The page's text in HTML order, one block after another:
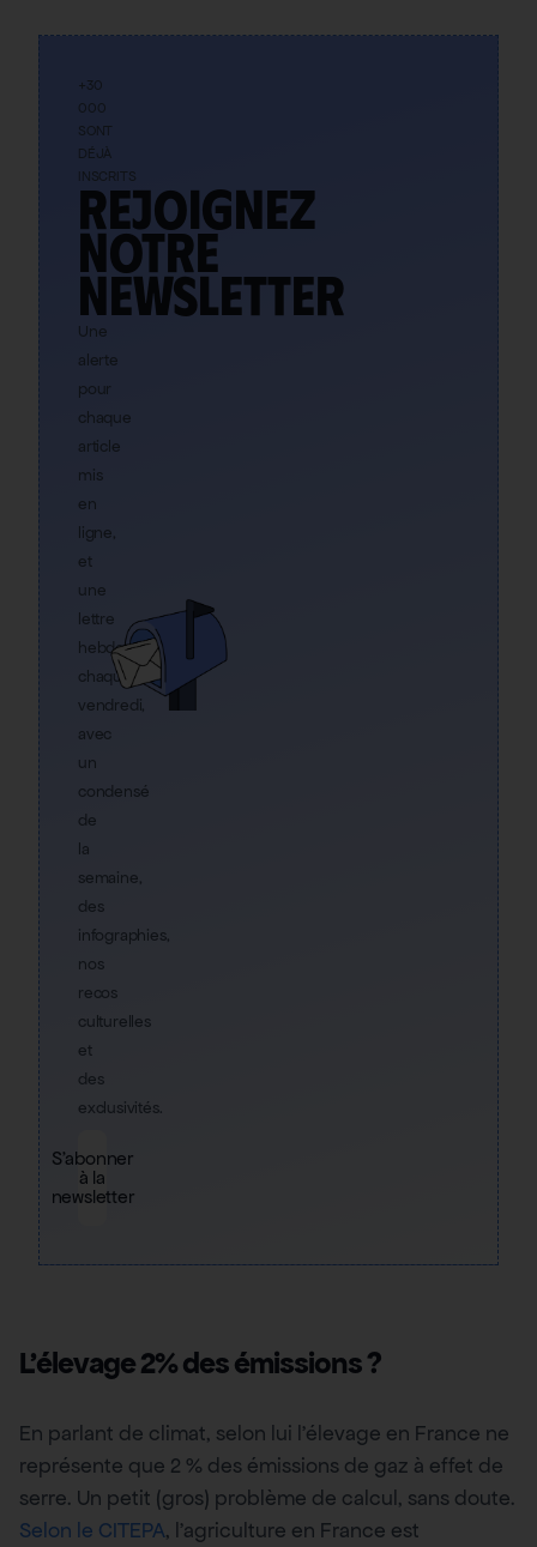
+30
000
SONT
DÉJÀ
INSCRITS
Rejoignez
notre
newsletter
Une
alerte
pour
chaque
article
mis
en
ligne,
et
une
lettre
hebdo
chaque
vendredi,
avec
un
condensé
de
la
semaine,
des
infographies,
nos
recos
culturelles
et
des
exclusivités.
S'abonner
à la
newsletter
L’élevage 2% des émissions ?
En parlant de climat, selon lui l’élevage en France ne
représente que 2 % des émissions de gaz à effet de
serre. Un petit (gros) problème de calcul, sans doute.
Selon le CITEPA, l’agriculture en France est